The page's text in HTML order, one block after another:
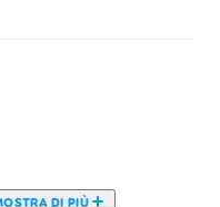
su Poki.
su dispositivi
DI PIÙ